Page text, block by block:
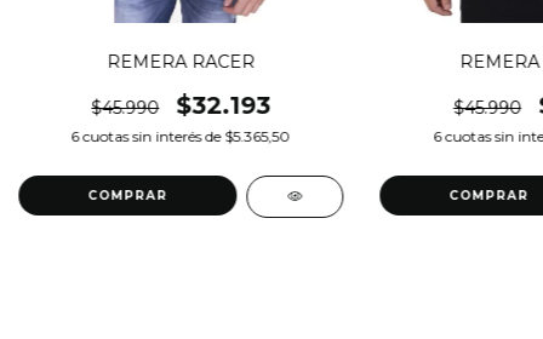
REMERA RACER
$45.990 $32.193
6cuotas sin interés de $5.365,50
COMPRAR
$45.990
6cuotas sin
COMPRAR